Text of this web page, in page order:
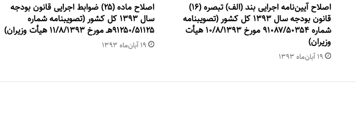
اصلاح آیین‌نامه اجرایی بند (الف) تبصره (۱۶)
قانون بودجه سال ۱۳۹۳ کل کشور (تصویبنامه
شماره ۹۱۰۸۷/۵۰۳۵۴ مورخ ۱۰/۸/۱۳۹۳ هیأت
وزیران)
۱۹ آبان‌ماه ۱۳۹۳
اصلاح ماده (۲۵) ضوابط اجرایی قانون بودجه
سال ۱۳۹۳ کل کشور (تصویبنامه شماره
۹۱۲۵۰/۵۱۱۲۵هـ مورخ ۱۱/۸/۱۳۹۳ هیأت وزیران)
۱۹ آبان‌ماه ۱۳۹۳